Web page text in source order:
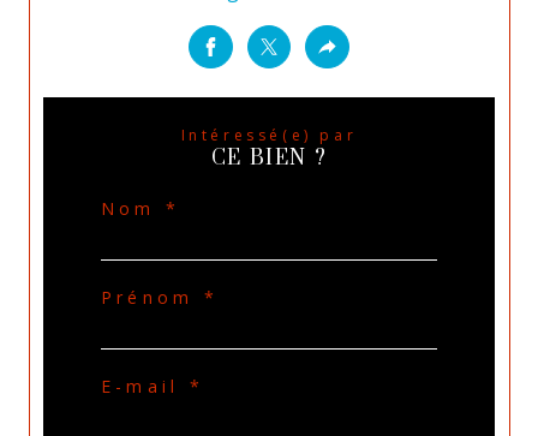
Intéressé(e) par
CE BIEN ?
Nom *
Prénom *
E-mail *